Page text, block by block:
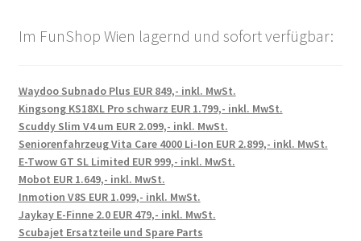
Im FunShop Wien lagernd und sofort verfügbar:
Waydoo Subnado Plus EUR 849,- inkl. MwSt.
Kingsong KS18XL Pro schwarz EUR 1.799,- inkl. MwSt.
Scuddy Slim V4 um EUR 2.099,- inkl. MwSt.
Seniorenfahrzeug Vita Care 4000 Li-Ion EUR 2.899,- inkl. MwSt.
E-Twow GT SL Limited EUR 999,- inkl. MwSt.
Mobot EUR 1.649,- inkl. MwSt.
Inmotion V8S EUR 1.099,- inkl. MwSt.
Jaykay E-Finne 2.0 EUR 479,- inkl. MwSt.
Scubajet Ersatzteile und Spare Parts